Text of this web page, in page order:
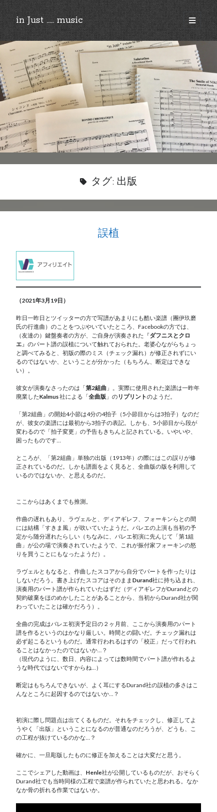
in Just ..... music
open
primary
menu
Sidebar
©︎2018-2025 by Ken’ichi MASAKADO, All rights reserved.
タグ: 出版
誤植
（2021年3月19日）
昨日一昨日とツイッターの方で写譜があまりにも酷い楽譜（團伊玖磨
氏の行進曲）のことをつぶやいていたところ、Facebookの方では、
（友達の）鍵盤奏者の方が、ご自身が演奏された『ダフニスとクロ
エ』のパート譜の誤植について触れておられた。老婆心ながらちょっ
と調べてみると、初版の際のミス（チェック漏れ）が修正されずにい
るのではないか、ということが分かった（もちろん、断定はできな
い）。
彼女が演奏なさったのは「第2組曲 」。実際に使用された楽譜は一昨年
廃業したKalmus社による「全曲版 」のリプリントのようだ。
「第2組曲」の開始4小節は4分の4拍子（5小節目からは3拍子）なのだ
が、彼女の楽譜には最初から3拍子の表記。しかも、5小節目から段が
変わるので「拍子変更」の予告もきちんと記されている。いやいや、
困ったものです…
ところが、「第2組曲」単独の出版（1913年）の際にはこの誤りが修
正されているのだ。しかも譜面をよく見ると、全曲版の版を利用して
いるのではないか、と思えるのだ。
ここからはあくまでも推測。
作曲の遅れもあり、ラヴェルと、ディアギレフ、フォーキンらとの間
には結構「すきま風」が吹いていたようだ。バレエの上演も当初の予
定から随分遅れたらしい（ちなみに、バレエ初演に先んじて「第1組
曲」が公の場で演奏されていたようで、これが振付家フォーキンの怒
りを買うことにもなったようだ）。
ラヴェルともなると、作曲したスコアから自分でパートを作ったりは
しないだろう。書き上げたスコアはそのまま Durand社に持ち込まれ、
演奏用のパート譜が作られていたはずだ（ディアギレフがDurandとの
契約破棄をほのめかしたことがあることから、当初からDurand社が関
わっていたことは確かだろう）。
全曲の完成はバレエ初演予定日の２ヶ月前、ここから演奏用のパート
譜を作るというのはかなり厳しい。時間との闘いだ。チェック漏れは
必ず起こるというものだ。通常行われるはずの「校正」だって行われ
ることはなかったのではないか…？
（現代のように、数日、内容によっては数時間でパート譜が作れるよ
うな時代ではないですからね…）
断定はもちろんできないが、よく耳にするDurand社の誤植の多さはこ
んなところに起因するのではないか…？
初演に際し問題点は出てくるものだ。それをチェックし、修正してよ
うやく「出版」ということになるのが普通なのだろうが、どうも、こ
の工程が抜けているのかな…？
確かに、一旦彫版したものに修正を加えることは大変だと思う。
ここでシェアした動画は、 Henle社が公開しているものだが、おそらく
Durand社でも当時同様の工程で楽譜が作られていたと思われる。なか
なか骨の折れる作業ではないか。